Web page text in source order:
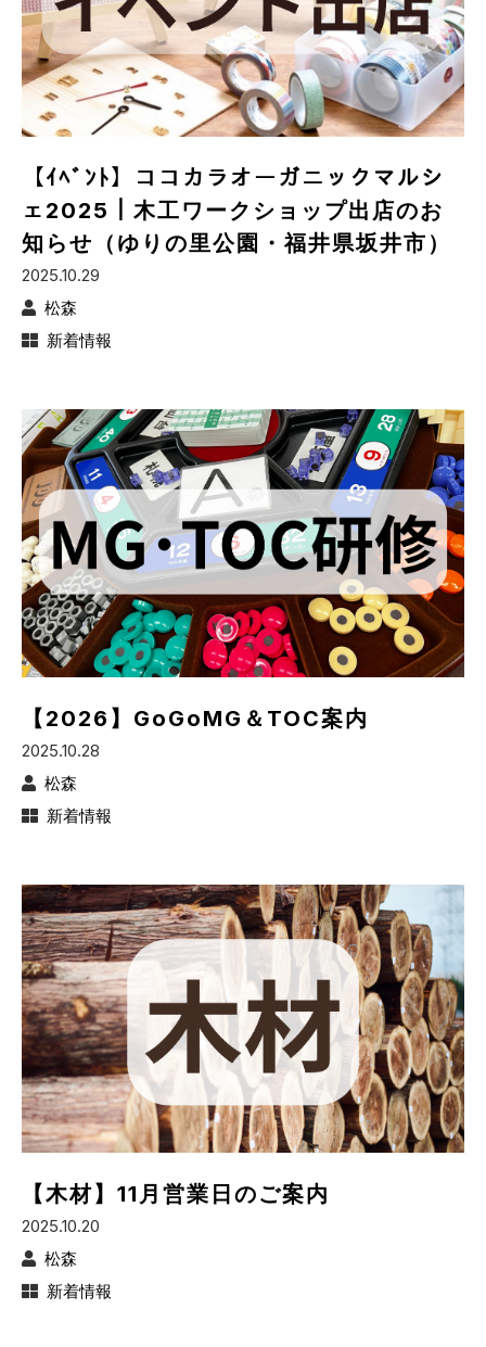
【ｲﾍﾞﾝﾄ】ココカラオーガニックマルシ
ェ2025｜木工ワークショップ出店のお
知らせ（ゆりの里公園・福井県坂井市）
2025.10.29
松森
新着情報
【2026】GoGoMG＆TOC案内
2025.10.28
松森
新着情報
【木材】11月営業日のご案内
2025.10.20
松森
新着情報